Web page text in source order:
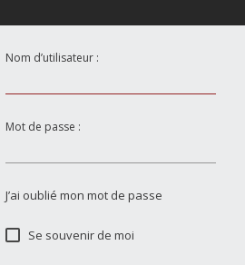
Nom d’utilisateur :
Mot de passe :
J’ai oublié mon mot de passe
Se souvenir de moi